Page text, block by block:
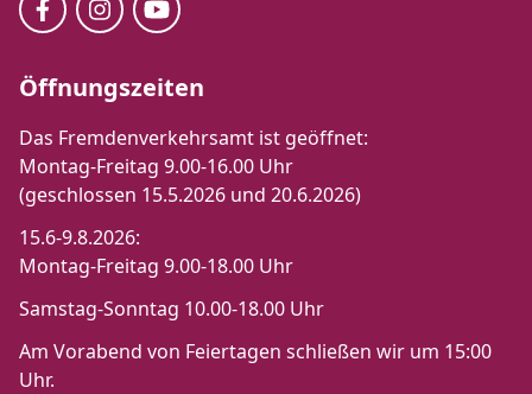
Öffnungszeiten
Das Fremdenverkehrsamt ist geöffnet:
Montag-Freitag 9.00-16.00 Uhr
(geschlossen 15.5.2026 und 20.6.2026)
15.6-9.8.2026:
Montag-Freitag 9.00-18.00 Uhr
Samstag-Sonntag 10.00-18.00 Uhr
Am Vorabend von Feiertagen schließen wir um 15:00
Uhr.